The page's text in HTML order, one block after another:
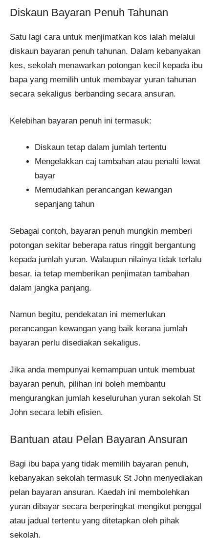
Diskaun Bayaran Penuh Tahunan
Satu lagi cara untuk menjimatkan kos ialah melalui
diskaun bayaran penuh tahunan. Dalam kebanyakan
kes, sekolah menawarkan potongan kecil kepada ibu
bapa yang memilih untuk membayar yuran tahunan
secara sekaligus berbanding secara ansuran.
Kelebihan bayaran penuh ini termasuk:
Diskaun tetap dalam jumlah tertentu
Mengelakkan caj tambahan atau penalti lewat
bayar
Memudahkan perancangan kewangan
sepanjang tahun
Sebagai contoh, bayaran penuh mungkin memberi
potongan sekitar beberapa ratus ringgit bergantung
kepada jumlah yuran. Walaupun nilainya tidak terlalu
besar, ia tetap memberikan penjimatan tambahan
dalam jangka panjang.
Namun begitu, pendekatan ini memerlukan
perancangan kewangan yang baik kerana jumlah
bayaran perlu disediakan sekaligus.
Jika anda mempunyai kemampuan untuk membuat
bayaran penuh, pilihan ini boleh membantu
mengurangkan jumlah keseluruhan yuran sekolah St
John secara lebih efisien.
Bantuan atau Pelan Bayaran Ansuran
Bagi ibu bapa yang tidak memilih bayaran penuh,
kebanyakan sekolah termasuk St John menyediakan
pelan bayaran ansuran. Kaedah ini membolehkan
yuran dibayar secara berperingkat mengikut penggal
atau jadual tertentu yang ditetapkan oleh pihak
sekolah.